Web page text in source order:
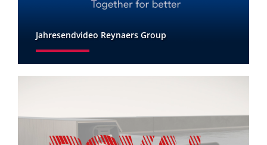
Jahresendvideo Reynaers Group